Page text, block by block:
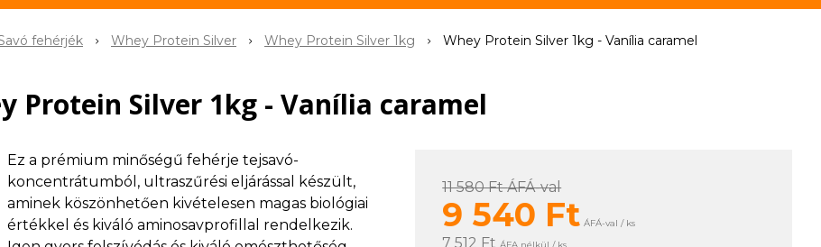
fehérjék Whey Protein Silver Whey Protein Silver 1kg Whey Protein Silver 1kg - Vanília caramel
Protein Silver 1kg - Vanília caramel
11 580 FtÁFÁ-val
9 540 Ft ÁFÁ-val / ks
7 512 Ft
Ez a prémium minőségű fehérje tejsavó-
koncentrátumból, ultraszűrési eljárással készült,
aminek köszönhetően kivételesen magas biológiai
értékkel és kiváló aminosavprofillal rendelkezik.